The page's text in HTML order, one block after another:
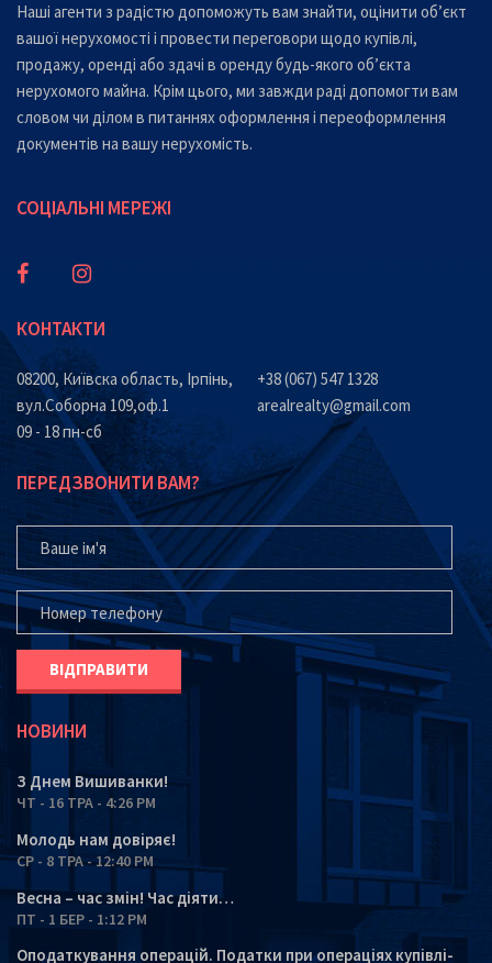
Наші агенти з радістю допоможуть вам знайти, оцінити об’єкт
вашої нерухомості і провести переговори щодо купівлі,
продажу, оренді або здачі в оренду будь-якого об’єкта
нерухомого майна. Крім цього, ми завжди раді допомогти вам
словом чи ділом в питаннях оформлення і переоформлення
документів на вашу нерухомість.
СОЦІАЛЬНІ МЕРЕЖІ
КОНТАКТИ
08200, Київска область, Ірпінь,
вул.Соборна 109,оф.1
09 - 18 пн-сб
+38 (067) 547 1328
arealrealty@gmail.com
ПЕРЕДЗВОНИТИ ВАМ?
ВАШЕ ІМ'Я
ВАШ ТЕЛЕФОН*
НОВИНИ
З Днем Вишиванки!
ЧТ - 16 ТРА - 4:26 PM
Молодь нам довіряє!
СР - 8 ТРА - 12:40 PM
Весна – час змін! Час діяти…
ПТ - 1 БЕР - 1:12 PM
Оподаткування операцій. Податки при операціях купівлі-